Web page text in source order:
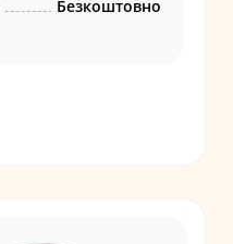
Безкоштовно